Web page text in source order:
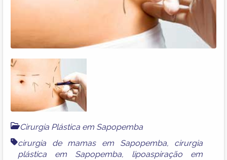
Cirurgia Plástica em Sapopemba
cirurgia de mamas em Sapopemba, cirurgia
plástica em Sapopemba, lipoaspiração em